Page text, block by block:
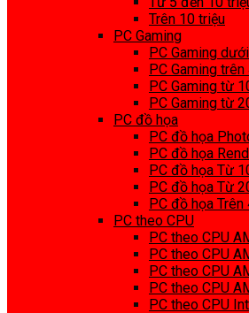
Trên 10 triệu
PC Gaming
PC Gaming
PC Gaming
PC Gaming từ
PC Gaming từ
PC đồ họa
PC đồ họa
PC đồ họa
PC đồ họa Từ
PC đồ họa Từ
PC đồ họa Trên
PC theo CPU
PC theo CPU
PC theo CPU
PC theo CPU
PC theo CPU
PC theo CPU